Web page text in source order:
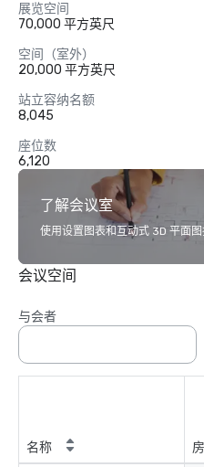
展览空间
70,000 平方英尺
空间（室外）
20,000 平方英尺
站立容纳名额
8,045
座位数
6,120
了解会议室
使用设置图表和互动式 3D 平面图
会议空间
与会者
名称